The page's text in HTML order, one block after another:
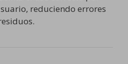
reduciendo errores